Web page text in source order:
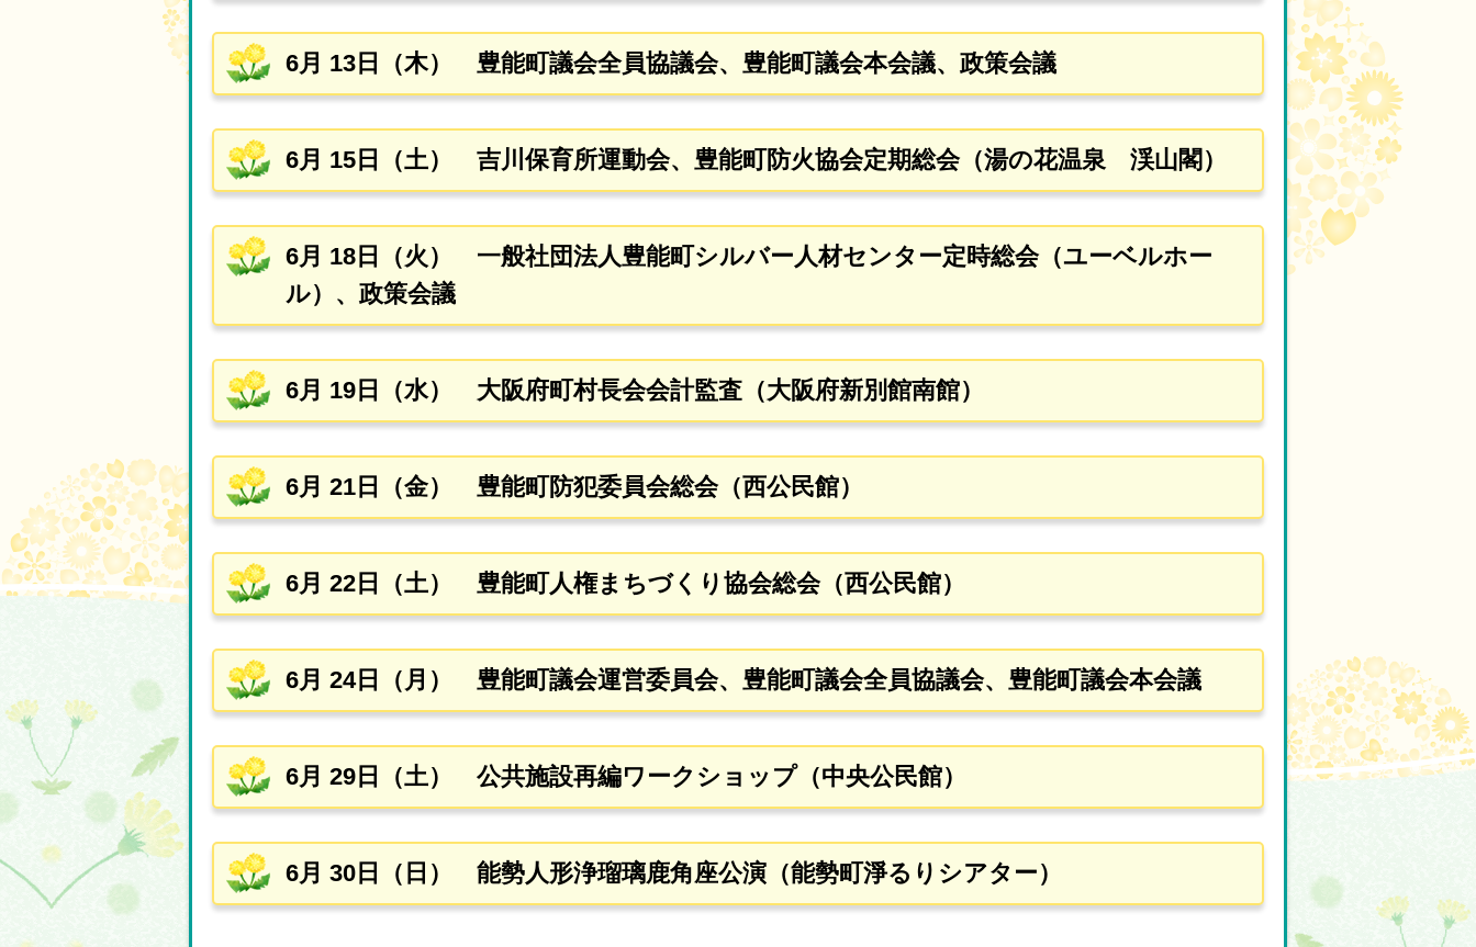
6月 13日（木） 豊能町議会全員協議会、豊能町議会本会議、政策会議
6月 15日（土） 吉川保育所運動会、豊能町防火協会定期総会（湯の花温泉 渓山閣）
6月 18日（火） 一般社団法人豊能町シルバー人材センター定時総会（ユーベルホー
ル）、政策会議
6月 19日（水） 大阪府町村長会会計監査（大阪府新別館南館）
6月 21日（金） 豊能町防犯委員会総会（西公民館）
6月 22日（土） 豊能町人権まちづくり協会総会（西公民館）
6月 24日（月） 豊能町議会運営委員会、豊能町議会全員協議会、豊能町議会本会議
6月 29日（土） 公共施設再編ワークショップ（中央公民館）
6月 30日（日） 能勢人形浄瑠璃鹿角座公演（能勢町淨るりシアター）